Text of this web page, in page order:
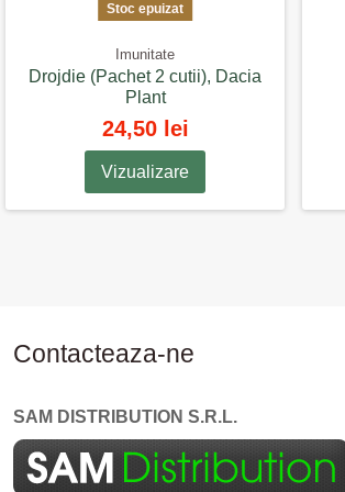
Stoc epuizat
Imunitate
Drojdie (Pachet 2 cutii), Dacia
Plant
24,50 lei
Vizualizare
Contacteaza-ne
SAM DISTRIBUTION S.R.L.